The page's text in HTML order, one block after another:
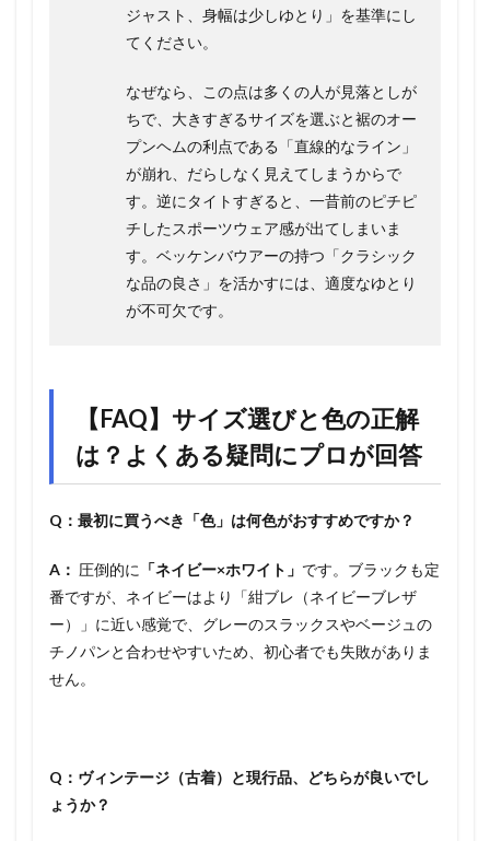
ジャスト、身幅は少しゆとり」を基準にし
てください。
なぜなら、この点は多くの人が見落としが
ちで、大きすぎるサイズを選ぶと裾のオー
プンヘムの利点である「直線的なライン」
が崩れ、だらしなく見えてしまうからで
す。逆にタイトすぎると、一昔前のピチピ
チしたスポーツウェア感が出てしまいま
す。ベッケンバウアーの持つ「クラシック
な品の良さ」を活かすには、適度なゆとり
が不可欠です。
【FAQ】サイズ選びと色の正解
は？よくある疑問にプロが回答
Q：最初に買うべき「色」は何色がおすすめですか？
A： 圧倒的に 「ネイビー×ホワイト」 です。ブラックも定
番ですが、ネイビーはより「紺ブレ（ネイビーブレザ
ー）」に近い感覚で、グレーのスラックスやベージュの
チノパンと合わせやすいため、初心者でも失敗がありま
せん。
Q：ヴィンテージ（古着）と現行品、どちらが良いでし
ょうか？